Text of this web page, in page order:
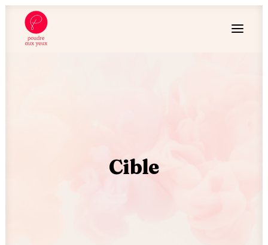
Cible